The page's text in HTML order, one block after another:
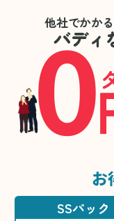
他社でかか
バディ
0
お
SSパック